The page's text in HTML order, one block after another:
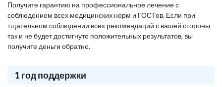
Получите гарантию на профессиональное лечение с
соблюдением всех медицинских норм и ГОСТов. Если при
тщательном соблюдении всех рекомендаций с вашей стороны
так и не будет достигнуто положительных результатов, вы
получите деньги обратно.
1 год поддержки